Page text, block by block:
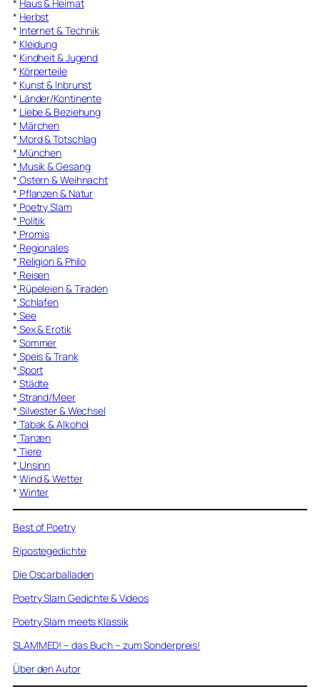
* Haus & Heimat
* Herbst
* Internet & Technik
* Kleidung
* Kindheit & Jugend
* Körperteile
* Kunst & Inbrunst
* Länder/Kontinente
* Liebe & Beziehung
* Märchen
* Mord & Totschlag
* München
* Musik & Gesang
* Ostern & Weihnacht
* Pflanzen & Natur
* Poetry Slam
* Politik
* Promis
* Regionales
* Religion & Philo
* Reisen
* Rüpeleien & Tiraden
* Schlafen
* See
* Sex & Erotik
* Sommer
* Speis & Trank
* Sport
* Städte
* Strand/Meer
* Silvester & Wechsel
* Tabak & Alkohol
* Tanzen
* Tiere
* Unsinn
* Wind & Wetter
* Winter
Best of Poetry
Ripostegedichte
Die Oscarballaden
Poetry Slam Gedichte & Videos
Poetry Slam meets Klassik
SLAMMED! – das Buch – zum Sonderpreis!
Über den Autor